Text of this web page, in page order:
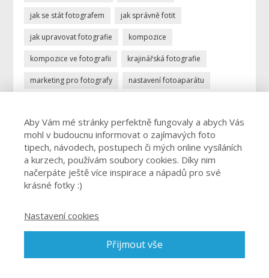
jak se stát fotografem jak správně fotit
jak upravovat fotografie kompozice
kompozice ve fotografii krajinářská fotografie
marketing pro fotografy nastavení fotoaparátu
profese fotograf profesionální fotograf
vydělávání focením úprava fotek úprava fotografií
živnost fotograf
© 2026 Josef Cvrček - Jak fotit špičkové fotky a jak nastavit
fotoaparát. O focení. Jednoduše. - cvrcek@josefcvrcek.cz
Aby Vám mé stránky perfektně fungovaly a abych Vás
mohl v budoucnu informovat o zajímavých foto
tipech, návodech, postupech či mých online vysíláních
a kurzech, používám soubory cookies. Díky nim
načerpáte ještě více inspirace a nápadů pro své
krásné fotky :)
Nastavení cookies
Přijmout vše